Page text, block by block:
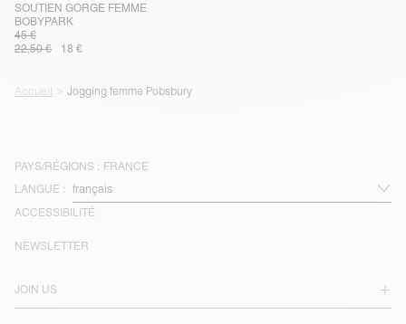
SOUTIEN GORGE FEMME
BOBYPARK
45 €
22,50 €
18 €
Accueil Jogging femme Pobsbury
PAYS/RÉGIONS : FRANCE
LANGUE :
ACCESSIBILITÉ
JOIN US
NEWSLETTER